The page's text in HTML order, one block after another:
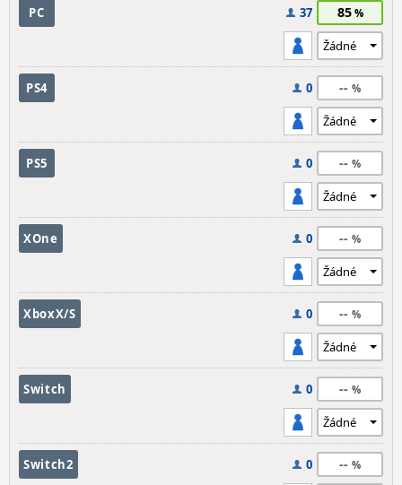
PC 37 85
PS4 0 --
PS5 0 --
XOne 0 --
XboxX/S 0 --
Switch 0 --
Switch2 0 --